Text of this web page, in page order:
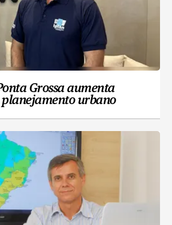
Grossa aumenta
urbano